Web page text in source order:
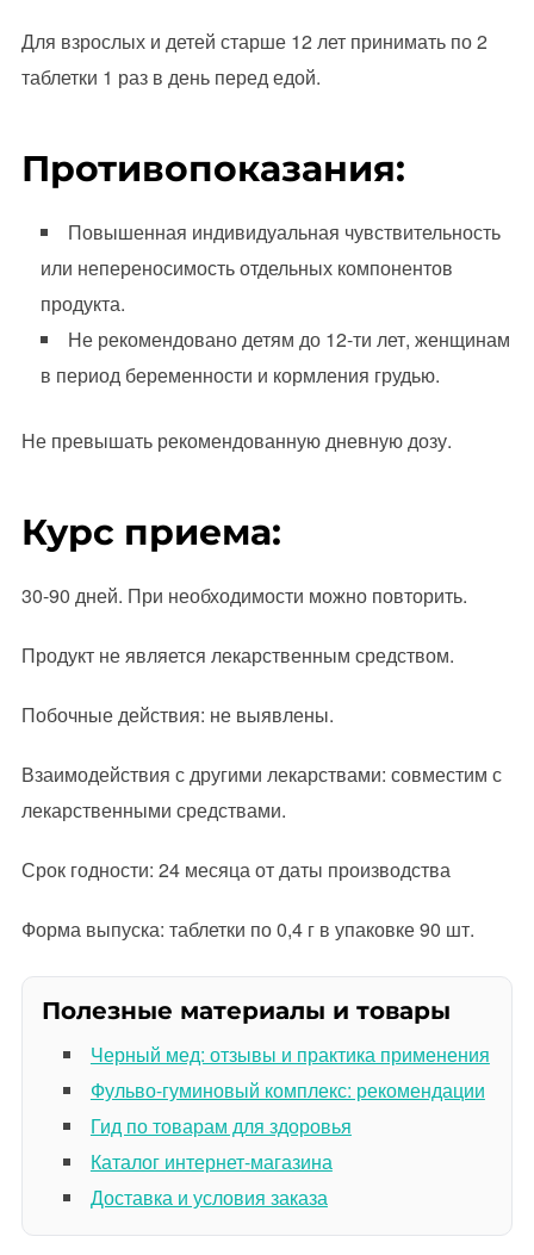
Для взрослых и детей старше 12 лет принимать по 2
таблетки 1 раз в день перед едой.
Противопоказания:
Повышенная индивидуальная чувствительность
или непереносимость отдельных компонентов
продукта.
Не рекомендовано детям до 12-ти лет, женщинам
в период беременности и кормления грудью.
Не превышать рекомендованную дневную дозу.
Курс приема:
30-90 дней. При необходимости можно повторить.
Продукт не является лекарственным средством.
Побочные действия: не выявлены.
Взаимодействия с другими лекарствами: совместим с
лекарственными средствами.
Срок годности: 24 месяца от даты производства
Форма выпуска: таблетки по 0,4 г в упаковке 90 шт.
Полезные материалы и товары
Черный мед: отзывы и практика применения
Фульво-гуминовый комплекс: рекомендации
Гид по товарам для здоровья
Каталог интернет-магазина
Доставка и условия заказа